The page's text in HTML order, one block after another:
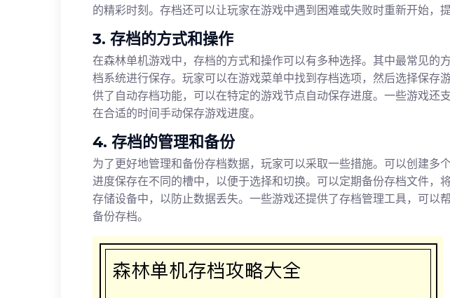
的精彩时刻。存档还可以让玩家在游戏中遇到困难或失败时重新开始，
3. 存档的方式和操作
在森林单机游戏中，存档的方式和操作可以有多种选择。其中最常见的
档系统进行保存。玩家可以在游戏菜单中找到存档选项，然后选择保存
供了自动存档功能，可以在特定的游戏节点自动保存进度。一些游戏还
在合适的时间手动保存游戏进度。
4. 存档的管理和备份
为了更好地管理和备份存档数据，玩家可以采取一些措施。可以创建多
进度保存在不同的槽中，以便于选择和切换。可以定期备份存档文件，
存储设备中，以防止数据丢失。一些游戏还提供了存档管理工具，可以
备份存档。